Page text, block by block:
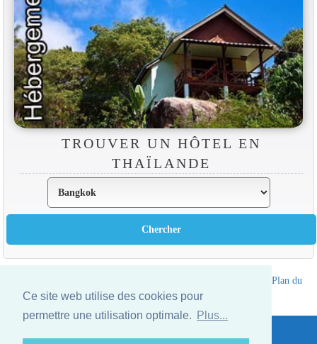
Ce site web utilise des cookies pour
permettre une utilisation optimale.
Plus...
TROUVER UN HÔTEL EN
THAÏLANDE
Plan du
site
Website © Thailandee.com - 2026